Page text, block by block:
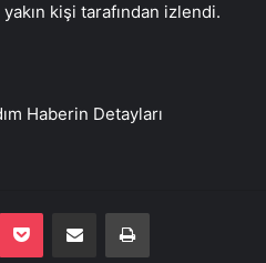
kişi tarafından izlendi.
Haberin Detayları
Pocket E-Posta ile paylaş Yazdır